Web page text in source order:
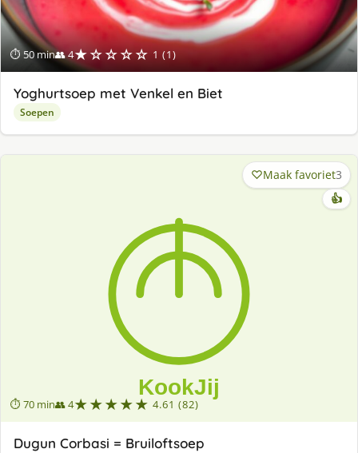
⏱ 50 min👥 4★☆☆☆☆ 1 (1)
Yoghurtsoep met Venkel en Biet
Soepen
⏱ 70 min👥 4★★★★★ 4.61 (82)
Maak favoriet3
👍
Dugun Corbasi = Bruiloftsoep